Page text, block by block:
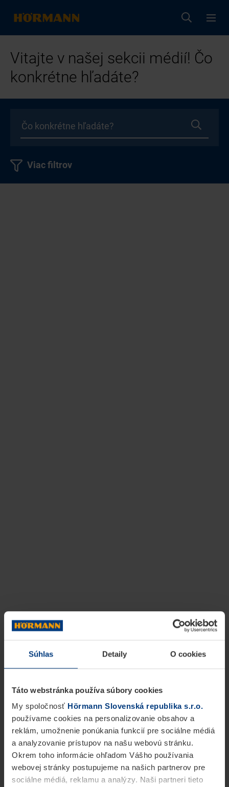
Súhlas Detaily O cookies
Táto webstránka používa súbory cookies
My spoločnosť Hörmann Slovenská republika s.r.o.
používame cookies na personalizovanie obsahov a
reklám, umožnenie ponúkania funkcií pre sociálne médiá
a analyzovanie prístupov na našu webovú stránku.
Okrem toho informácie ohľadom Vášho používania
webovej stránky postupujeme na našich partnerov pre
sociálne médiá, reklamu a analýzy. Naši partneri tieto
Vitajte v našej sekcii médií! Čo
konkrétne hľadáte?
Viac filtrov